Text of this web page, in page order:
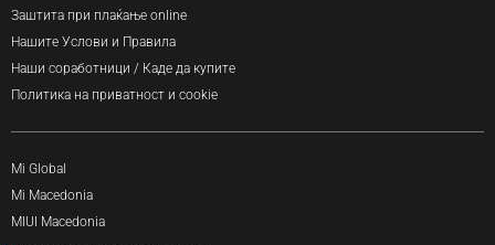
Заштита при плаќање online
Нашите Услови и Правила
Наши соработници / Каде да купите
Политика на приватност и cookie
Mi Global
Mi Macedonia
MIUI Macedonia